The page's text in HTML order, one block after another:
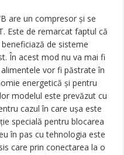
are un compresor și se
Este de remarcat faptul că
de sisteme
În acest mod nu va mai fi
vor fi păstrate în
energetică și pentru
modelul este prevăzut cu
cazul în care ușa este
specială pentru blocarea
în pas cu tehnologia este
care prin conectarea la o